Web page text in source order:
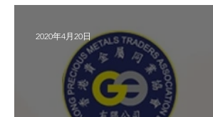
2020年4月20日